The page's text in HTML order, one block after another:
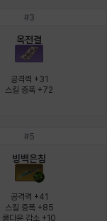
재키
타지아
#3
옥전결
공격력 +31
스킬 증폭 +72
#5
빙백은침
공격력 +41
스킬 증폭 +85
쿨다운 감소 +10